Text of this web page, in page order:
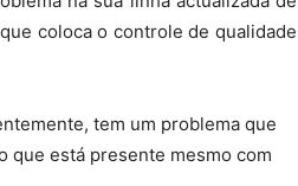
coloca o controle de qualidade
tem um problema que
que está presente mesmo com